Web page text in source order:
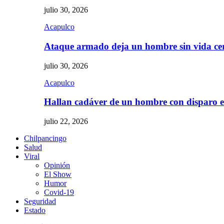
julio 30, 2026
Acapulco
Ataque armado deja un hombre sin vida
julio 30, 2026
Acapulco
Hallan cadáver de un hombre con disparo
julio 22, 2026
Chilpancingo
Salud
Viral
Opinión
El Show
Humor
Covid-19
Seguridad
Estado